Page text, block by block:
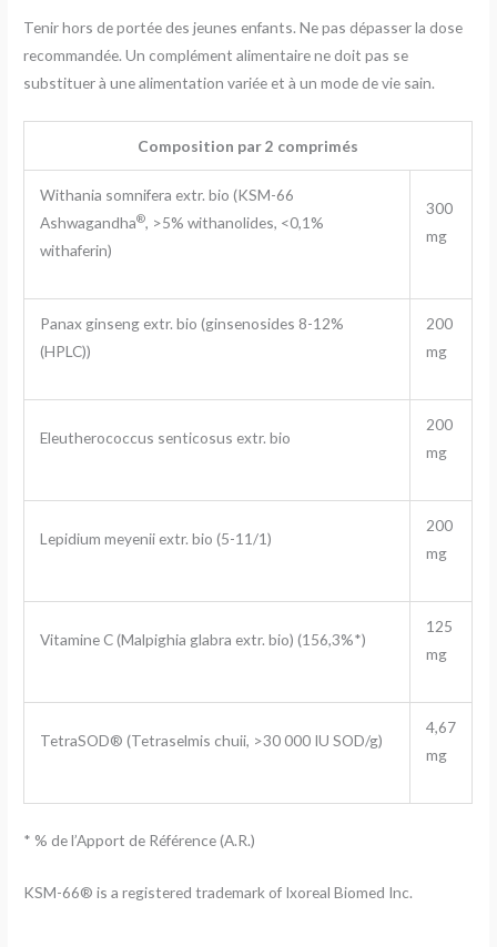
Tenir hors de portée des jeunes enfants. Ne pas dépasser la dose
recommandée. Un complément alimentaire ne doit pas se
substituer à une alimentation variée et à un mode de vie sain.
Composition par 2 comprimés
Withania somnifera extr. bio (KSM-66
Ashwagandha®, >5% withanolides, <0,1%
withaferin)
300
mg
Panax ginseng extr. bio (ginsenosides 8-12%
(HPLC))
200
mg
Eleutherococcus senticosus extr. bio
200
mg
Lepidium meyenii extr. bio (5-11/1)
200
mg
Vitamine C (Malpighia glabra extr. bio) (156,3%*)
125
mg
TetraSOD® (Tetraselmis chuii, >30 000 IU SOD/g)
4,67
mg
* % de l’Apport de Référence (A.R.)
KSM-66® is a registered trademark of Ixoreal Biomed Inc.